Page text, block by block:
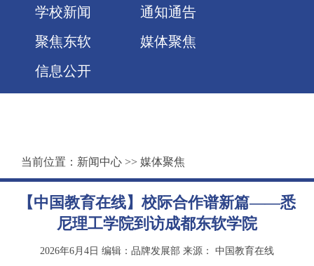
学校新闻
通知通告
聚焦东软
媒体聚焦
信息公开
当前位置： 新闻中心 >> 媒体聚焦
【中国教育在线】校际合作谱新篇——悉
尼理工学院到访成都东软学院
2026年6月4日 编辑：品牌发展部 来源： 中国教育在线